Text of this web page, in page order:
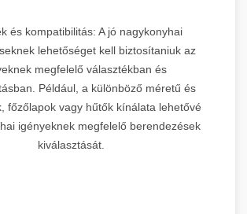
és kompatibilitás: A jó nagykonyhai
lehetőséget kell biztosítaniuk az
megfelelő választékban és
Például, a különböző méretű és
főzőlapok vagy hűtők kínálata lehetővé
igényeknek megfelelő berendezések
kiválasztását.